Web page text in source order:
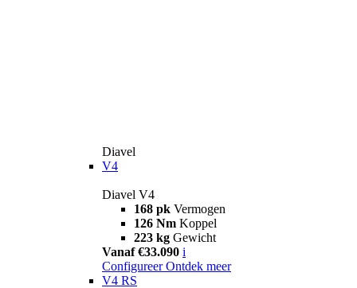
Diavel
V4
Diavel V4
168 pk Vermogen
126 Nm Koppel
223 kg Gewicht
Vanaf €33.090 i
Configureer Ontdek meer
V4 RS